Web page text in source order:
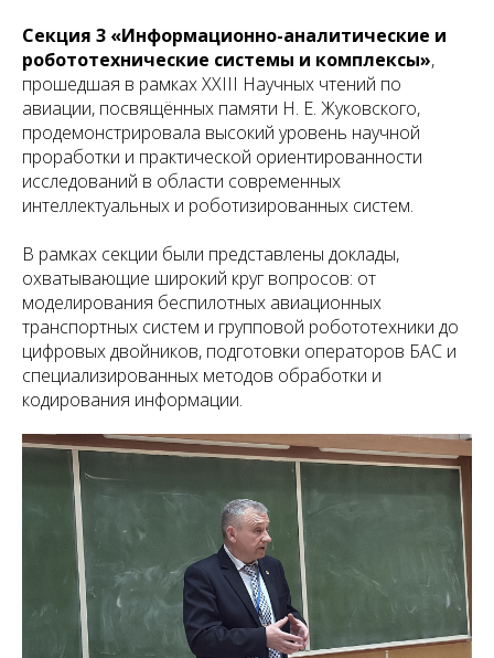
Секция 3 «Информационно-аналитические и
робототехнические системы и комплексы»,
прошедшая в рамках XXIII Научных чтений по
авиации, посвящённых памяти Н. Е. Жуковского,
продемонстрировала высокий уровень научной
проработки и практической ориентированности
исследований в области современных
интеллектуальных и роботизированных систем.
В рамках секции были представлены доклады,
охватывающие широкий круг вопросов: от
моделирования беспилотных авиационных
транспортных систем и групповой робототехники до
цифровых двойников, подготовки операторов БАС и
специализированных методов обработки и
кодирования информации.